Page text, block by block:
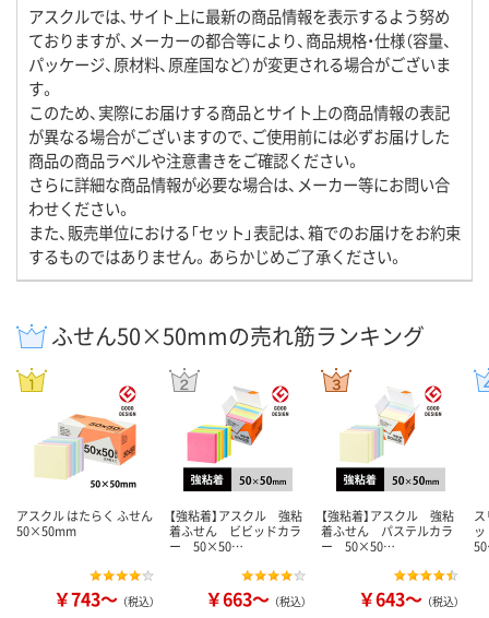
アスクルでは、サイト上に最新の商品情報を表示するよう努め
ておりますが、メーカーの都合等により、商品規格・仕様（容量、
パッケージ、原材料、原産国など）が変更される場合がございま
す。
このため、実際にお届けする商品とサイト上の商品情報の表記
が異なる場合がございますので、ご使用前には必ずお届けした
商品の商品ラベルや注意書きをご確認ください。
さらに詳細な商品情報が必要な場合は、メーカー等にお問い合
わせください。
また、販売単位における「セット」表記は、箱でのお届けをお約束
するものではありません。あらかじめご了承ください。
ふせん50×50mmの売れ筋ランキング
アスクル はたらく ふせん
50×50mm
￥743～ （税込）
【強粘着】アスクル 強粘
着ふせん ビビッドカラ
ー 50×50…
￥663～ （税込）
【強粘着】アスクル 強粘
着ふせん パステルカラ
ー 50×50…
￥643～ （税込）
ス